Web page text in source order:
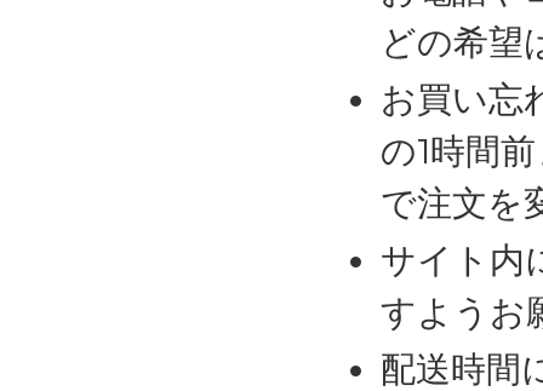
どの希望
お買い忘
の1時間
で注文を
サイト内
すようお
配送時間